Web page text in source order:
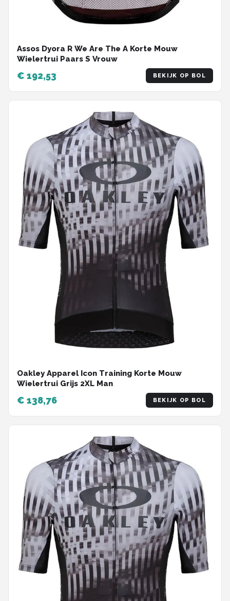
Assos Dyora R We Are The A Korte Mouw
Wielertrui Paars S Vrouw
€ 192,53 BEKIJK OP BOL
Oakley Apparel Icon Training Korte Mouw
Wielertrui Grijs 2XL Man
€ 138,76 BEKIJK OP BOL